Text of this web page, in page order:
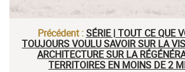
Précédent :SÉRIE | TOUT CE QUE
TOUJOURS VOULU SAVOIR SUR LA
ARCHITECTURE SUR LA
TERRITOIRES EN MOINS DE 2